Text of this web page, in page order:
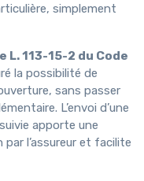
simplement
L. 113-15-2 du Code
la possibilité de
sans passer
L’envoi d’une
apporte une
l’assureur et facilite